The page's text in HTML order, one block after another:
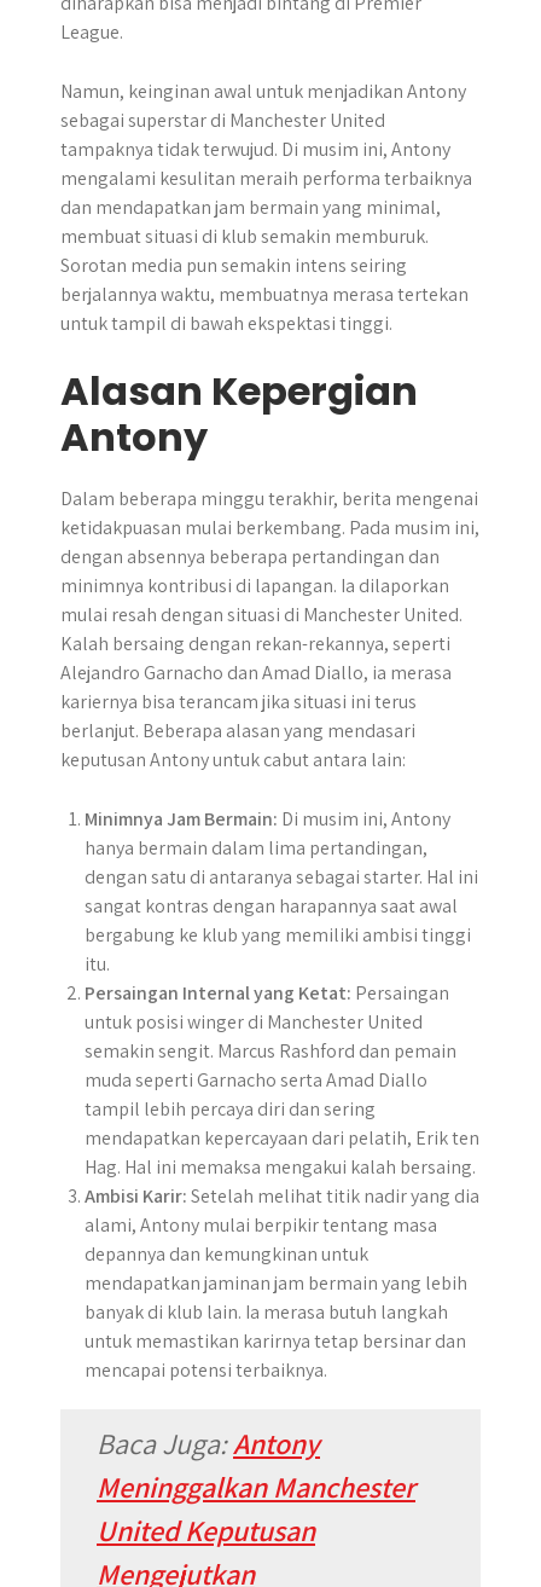
League.
Namun, keinginan awal untuk menjadikan Antony
sebagai superstar di Manchester United
tampaknya tidak terwujud. Di musim ini, Antony
mengalami kesulitan meraih performa terbaiknya
dan mendapatkan jam bermain yang minimal,
membuat situasi di klub semakin memburuk.
Sorotan media pun semakin intens seiring
berjalannya waktu, membuatnya merasa tertekan
untuk tampil di bawah ekspektasi tinggi.
Alasan Kepergian
Antony
Dalam beberapa minggu terakhir, berita mengenai
ketidakpuasan mulai berkembang. Pada musim ini,
dengan absennya beberapa pertandingan dan
minimnya kontribusi di lapangan. Ia dilaporkan
mulai resah dengan situasi di Manchester United.
Kalah bersaing dengan rekan-rekannya, seperti
Alejandro Garnacho dan Amad Diallo, ia merasa
kariernya bisa terancam jika situasi ini terus
berlanjut. Beberapa alasan yang mendasari
keputusan Antony untuk cabut antara lain:
Minimnya Jam Bermain: Di musim ini, Antony
hanya bermain dalam lima pertandingan,
dengan satu di antaranya sebagai starter. Hal ini
sangat kontras dengan harapannya saat awal
bergabung ke klub yang memiliki ambisi tinggi
itu.
Persaingan Internal yang Ketat: Persaingan
untuk posisi winger di Manchester United
semakin sengit. Marcus Rashford dan pemain
muda seperti Garnacho serta Amad Diallo
tampil lebih percaya diri dan sering
mendapatkan kepercayaan dari pelatih, Erik ten
Hag. Hal ini memaksa mengakui kalah bersaing.
Ambisi Karir:Setelah melihat titik nadir yang dia
alami, Antony mulai berpikir tentang masa
depannya dan kemungkinan untuk
mendapatkan jaminan jam bermain yang lebih
banyak di klub lain. Ia merasa butuh langkah
untuk memastikan karirnya tetap bersinar dan
mencapai potensi terbaiknya.
Baca Juga:Antony
Meninggalkan Manchester
United Keputusan
Mengejutkan